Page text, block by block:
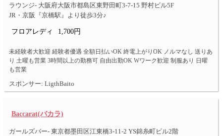
ラウンジ- 大阪府大阪市都島区東野田町3-7-15 野村ビル5F
JR・京阪『京橋駅』より徒歩3分♪
フロアレディ 1,700円
未経験者大歓迎 経験者優遇 全額日払いOK 終電上がりOK ノルマなし 送りあ
り 土曜も営業 3時間以上の勤務可 自由出勤OK Wワーク歓迎 制服あり 日曜
も営業
スポンサー: LigthBaito
Baccarat(バカラ)
ガールズバー- 東京都墨田区江東橋3-11-2 YS錦糸町ビル2階